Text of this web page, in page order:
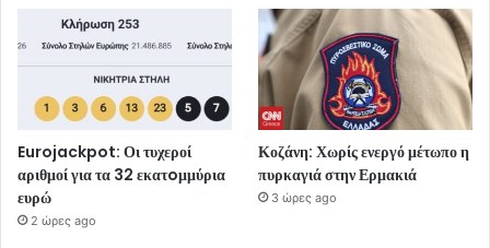
Eurojackpot: Οι τυχεροί
αριθμοί για τα 32 εκατoμμύρια
ευρώ
2 ώρες ago
Κοζάνη: Χωρίς ενεργό μέτωπο η
πυρκαγιά στην Ερμακιά
3 ώρες ago